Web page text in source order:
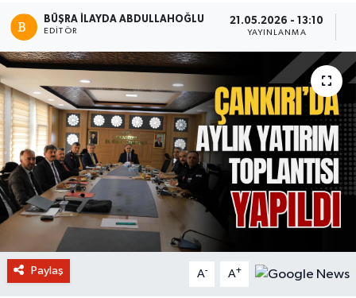
BÜŞRA İLAYDA ABDULLAHOĞLU
EDITÖR
21.05.2026 - 13:10
YAYINLANMA
Paylaş A- A+